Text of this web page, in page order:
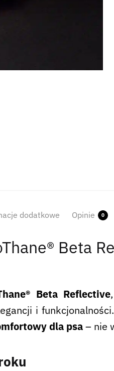
dodatkowe Opinie 0
Beta
Beta Reflective
i
dla psa– nie